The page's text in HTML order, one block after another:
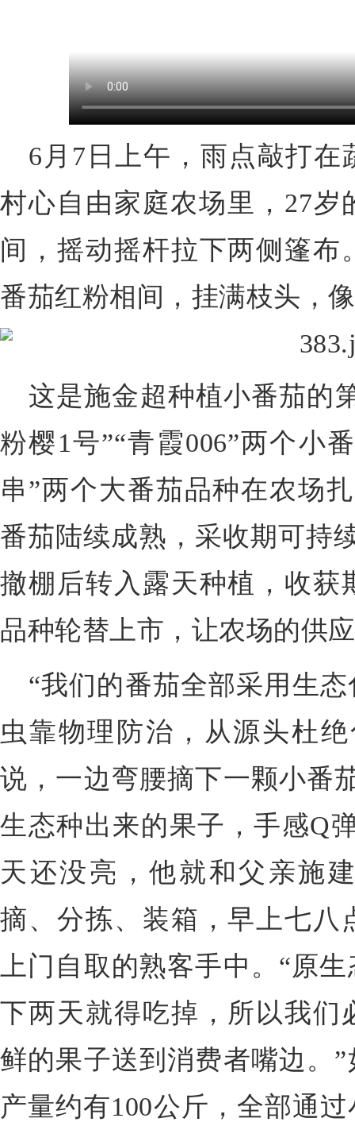
6月7日上午，雨点敲打
村心自由家庭农场里，27
间，摇动摇杆拉下两侧篷布
番茄红粉相间，挂满枝头，
这是施金超种植小番茄的
粉樱1号”“青霞006”两个小
串”两个大番茄品种在农场
番茄陆续成熟，采收期可持
撤棚后转入露天种植，收获
品种轮替上市，让农场的供
“我们的番茄全部采用生
虫靠物理防治，从源头杜
说，一边弯腰摘下一颗小番
生态种出来的果子，手感Q
天还没亮，他就和父亲施
摘、分拣、装箱，早上七八
上门自取的熟客手中。“原
下两天就得吃掉，所以我们
鲜的果子送到消费者嘴边。
产量约有100公斤，全部通